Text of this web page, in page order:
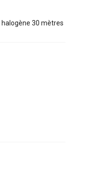
30 mètres